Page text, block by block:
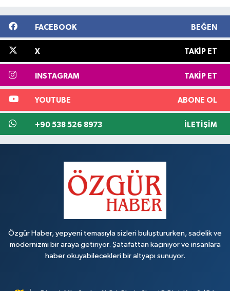
FACEBOOK BEĞEN
X TAKIP ET
INSTAGRAM TAKIP ET
YOUTUBE ABONE OL
+90 538 526 8973 İLETIŞIM
Özgür Haber, yepyeni temasıyla sizleri buluştururken, sadelik ve
modernizmi bir araya getiriyor. Şatafattan kaçınıyor ve insanlara
haber okuyabilecekleri bir altyapı sunuyor.